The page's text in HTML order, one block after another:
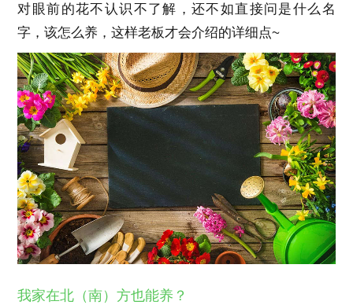
对眼前的花不认识不了解，还不如直接问是什么名
字，该怎么养，这样老板才会介绍的详细点~
我家在北（南）方也能养？